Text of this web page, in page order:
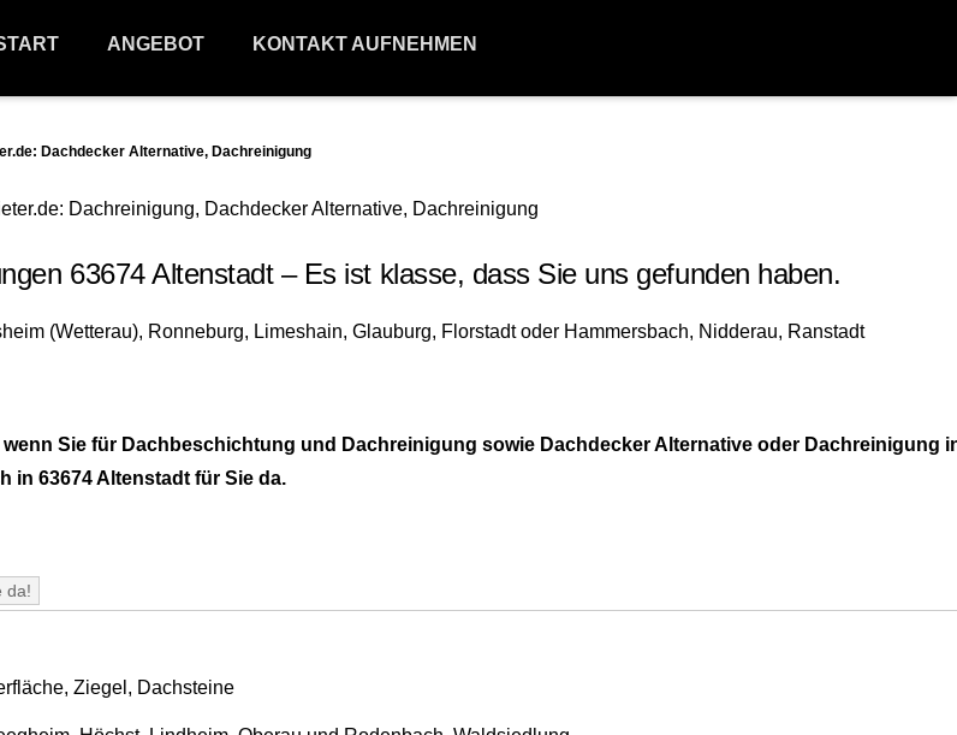
ANGEBOT KONTAKT AUFNEHMEN
Dachdecker Alternative, Dachreinigung
63674 Altenstadt – Es ist klasse, dass Sie uns gefunden haben.
Sie für Dachbeschichtung und Dachreinigung sowie Dachdecker Alternative oder Dachreinigung
in 63674 Altenstadt für Sie da.
da!